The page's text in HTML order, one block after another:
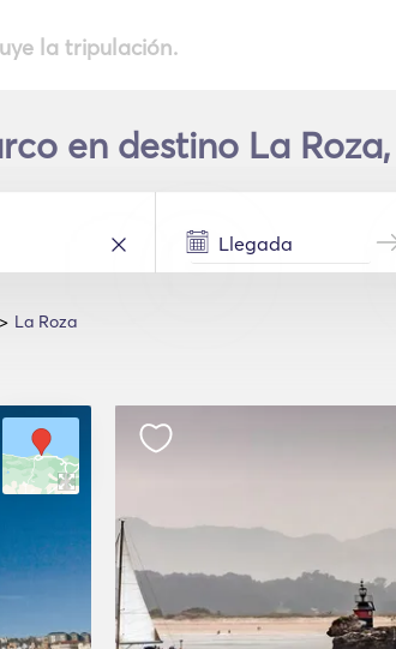
la tripulación.
en destino La
La Roza